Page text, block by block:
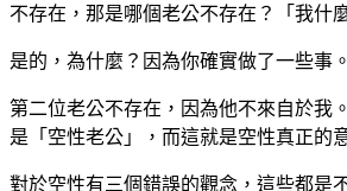
不存在，那是哪個老公不存在？「我什
是的，為什麼？因為你確實做了一些事。
第二位老公不存在，因為他不來自於我
是「空性老公」，而這就是空性真正的
對於空性有三個錯誤的觀念，這些都是